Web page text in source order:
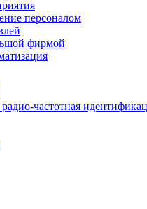
персоналом
фирмой
частотная